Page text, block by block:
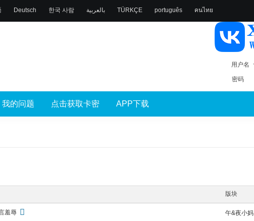
Deutsch 한국 사람 بالعربية TÜRKÇE português คนไทย
用户名
密码
我的问题 点击获取卡密 APP下载
版块
羞辱 午&夜小妈